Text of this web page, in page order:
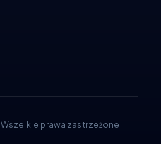
Wszelkie prawa zastrzeżone